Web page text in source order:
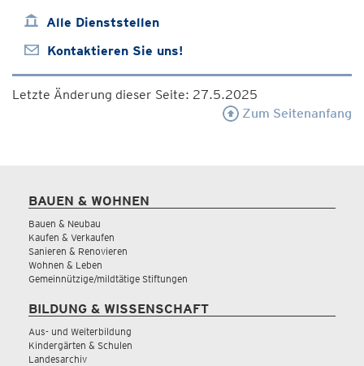
Alle Dienststellen
Kontaktieren Sie uns!
Letzte Änderung dieser Seite: 27.5.2025
Zum Seitenanfang
BAUEN & WOHNEN
Bauen & Neubau
Kaufen & Verkaufen
Sanieren & Renovieren
Wohnen & Leben
Gemeinnützige/mildtätige Stiftungen
BILDUNG & WISSENSCHAFT
Aus- und Weiterbildung
Kindergärten & Schulen
Landesarchiv